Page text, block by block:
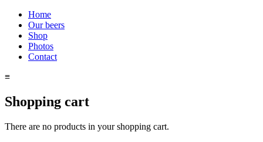
Skip to main content
Main menu
Home
Our beers
Shop
Photos
Contact
≡
Shopping cart
There are no products in your shopping cart.